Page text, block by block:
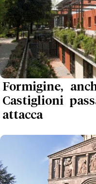
Formigine,
Castiglioni
attacca